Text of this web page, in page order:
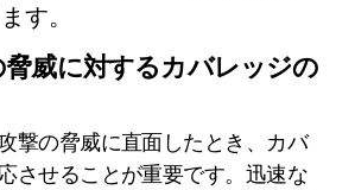
す。
威に対するカバレッジの
撃の脅威に直面したとき、カバ
させることが重要です。迅速な